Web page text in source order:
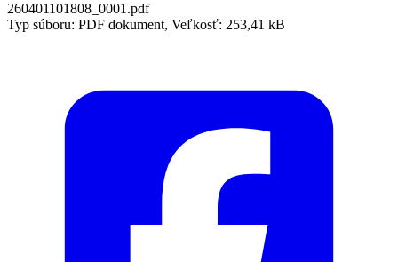
260401101808_0001.pdf
Typ súboru: PDF dokument, Veľkosť: 253,41 kB